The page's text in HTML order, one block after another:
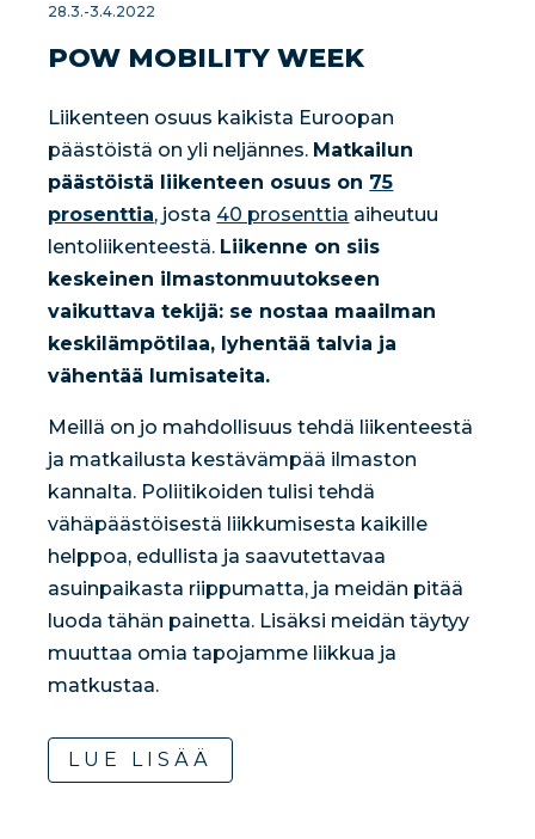
28.3.-3.4.2022
POW MOBILITY WEEK
Liikenteen osuus kaikista Euroopan
päästöistä on yli neljännes. Matkailun
päästöistä liikenteen osuus on 75
prosenttia, josta 40 prosenttia aiheutuu
lentoliikenteestä. Liikenne on siis
keskeinen ilmastonmuutokseen
vaikuttava tekijä: se nostaa maailman
keskilämpötilaa, lyhentää talvia ja
vähentää lumisateita.
Meillä on jo mahdollisuus tehdä liikenteestä
ja matkailusta kestävämpää ilmaston
kannalta. Poliitikoiden tulisi tehdä
vähäpäästöisestä liikkumisesta kaikille
helppoa, edullista ja saavutettavaa
asuinpaikasta riippumatta, ja meidän pitää
luoda tähän painetta. Lisäksi meidän täytyy
muuttaa omia tapojamme liikkua ja
matkustaa.
LUE LISÄÄ